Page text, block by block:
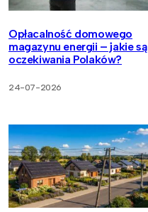
Opłacalność domowego
magazynu energii – jakie są
oczekiwania Polaków?
24-07-2026